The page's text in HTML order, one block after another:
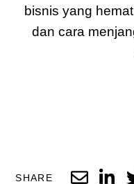
bisnis yang
dan cara
SHARE